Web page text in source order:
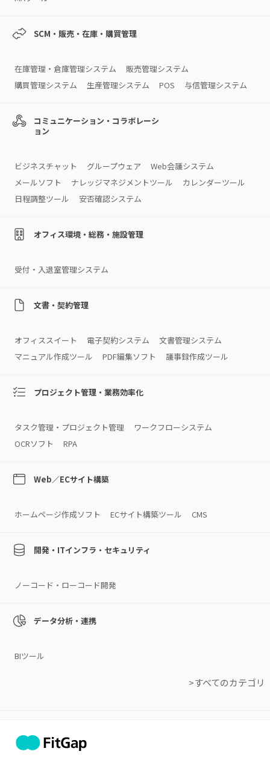
SCM・販売・在庫・購買管理
在庫管理・倉庫管理システム
販売管理システム
購買管理システム
生産管理システム POS 与信管理システム
コミュニケーション・コラボレーシ
ョン
ビジネスチャット グループウェア
Web会議システム
メールソフト
ナレッジマネジメントツール
カレンダーツール
日程調整ツール
安否確認システム
オフィス環境・総務・施設管理
受付・入退室管理システム
文書・契約管理
オフィススイート 電子契約システム
文書管理システム
マニュアル作成ツール
PDF編集ソフト 議事録作成ツール
プロジェクト管理・業務効率化
タスク管理・プロジェクト管理
ワークフローシステム
OCRソフト
RPA
Web／ECサイト構築
ホームページ作成ソフト ECサイト構築ツール CMS
開発・ITインフラ・セキュリティ
ノーコード・ローコード開発
データ分析・連携
BIツール
>すべてのカテゴリ